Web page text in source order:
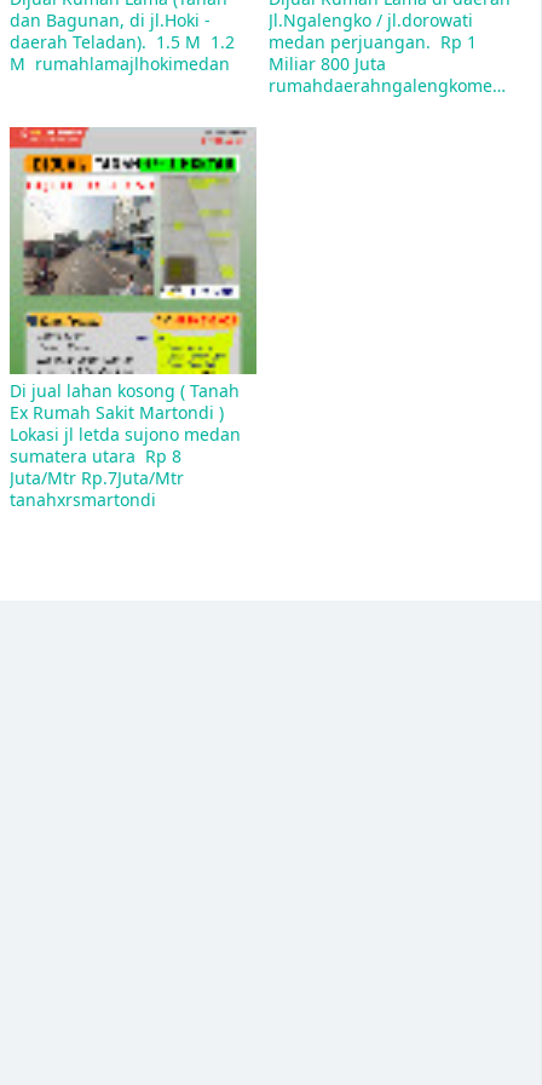
Daftar Nama-Nama Jalan di Kota Medan
Dengan Kode Pos 20212
Jln. Andalas Sumatera Utara - Kec. Medan Kota -
MEDAN Kode Pos nya Adalah 20212
dan Bagunan, di jl.Hoki -
daerah Teladan).  1.5 M  1.2
M  rumahlamajlhokimedan
Jl.Ngalengko / jl.dorowati
medan perjuangan.  Rp 1
Miliar 800 Juta
rumahdaerahngalengkomedan
Di jual lahan kosong ( Tanah
Ex Rumah Sakit Martondi )
Lokasi jl letda sujono medan
sumatera utara  Rp 8
Juta/Mtr Rp.7Juta/Mtr
tanahxrsmartondi